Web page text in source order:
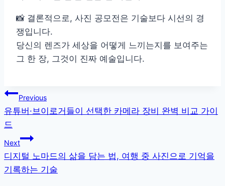
📸 결론적으로, 사진 공모전은 기술보다 시선의 경
쟁입니다.
당신의 렌즈가 세상을 어떻게 느끼는지를 보여주는
그 한 장, 그것이 진짜 예술입니다.
글
탐
색
Previous
유튜버·브이로거들이 선택한 카메라 장비 완벽 비교 가이
드
Next
디지털 노마드의 삶을 담는 법, 여행 중 사진으로 기억을
기록하는 기술